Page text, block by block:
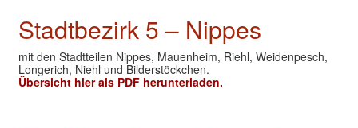
Stadtbezirk 5 – Nippes
mit den Stadtteilen Nippes, Mauenheim, Riehl, Weidenpesch,
Longerich, Niehl und Bilderstöckchen.
Übersicht hier als PDF herunterladen.